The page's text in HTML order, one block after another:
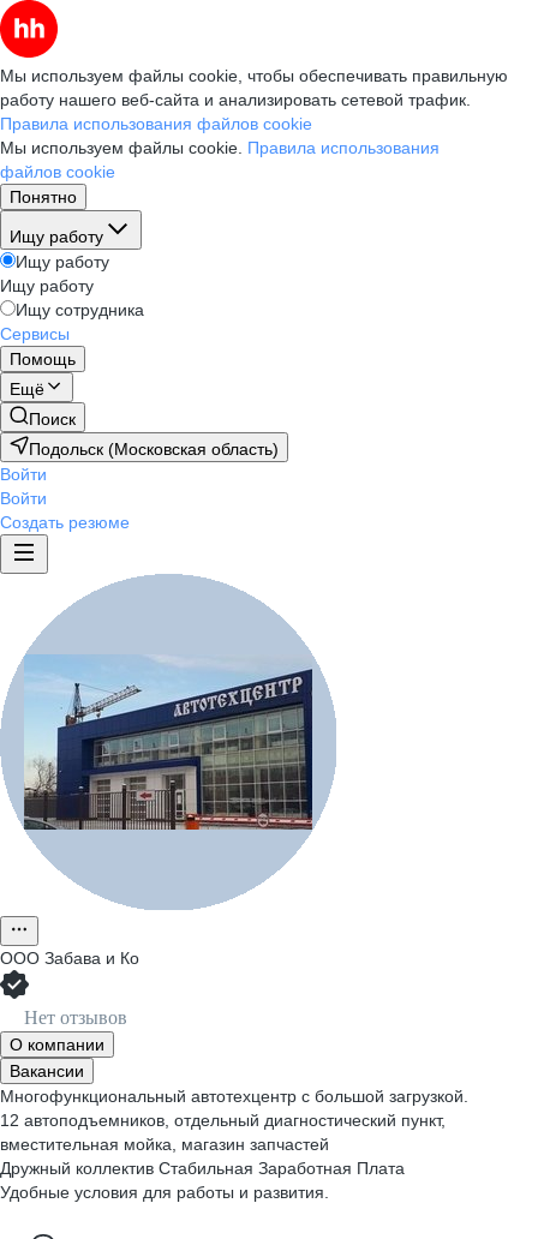
Мы используем файлы cookie, чтобы обеспечивать правильную
работу нашего веб-сайта и анализировать сетевой трафик.
Правила использования файлов cookie
Мы используем файлы cookie. Правила использования
файлов cookie
Понятно
Ищу работу
Ищу работу
Ищу работу
Ищу сотрудника
Сервисы
Помощь
Ещё
Поиск
Подольск (Московская область)
Войти
Войти
Создать резюме
ООО Забава и Ко
Нет отзывов
О компании
Вакансии
Многофункциональный автотехцентр с большой загрузкой.
12 автоподъемников, отдельный диагностический пункт,
вместительная мойка, магазин запчастей
Дружный коллектив Стабильная Заработная Плата
Удобные условия для работы и развития.